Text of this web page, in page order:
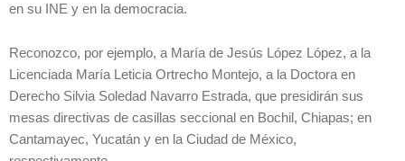
en su INE y en la democracia.
Reconozco, por ejemplo, a María de Jesús López López, a la
Licenciada María Leticia Ortrecho Montejo, a la Doctora en
Derecho Silvia Soledad Navarro Estrada, que presidirán sus
mesas directivas de casillas seccional en Bochil, Chiapas; en
Cantamayec, Yucatán y en la Ciudad de México,